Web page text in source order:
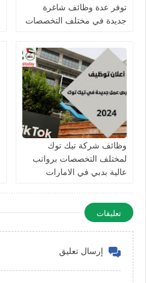
توفر عدة وظائف شاغرة
جديدة في مختلف التخصصات
وظائف شركة تيك توك
لمختلف التخصصات برواتب
عالية بدبي في الامارات
تعليقات
إرسال تعليق